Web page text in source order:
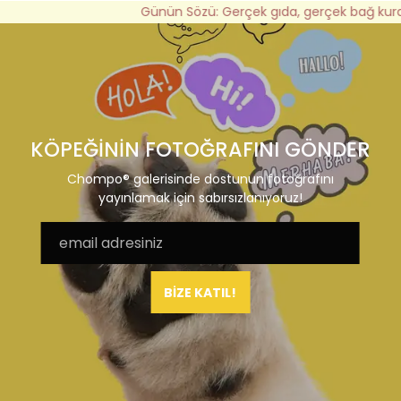
Günün Sözü: Gerçek gıda, gerçek bağ
KÖPEĞİNİN FOTOĞRAFINI GÖNDER
Chompo® galerisinde dostunun fotoğrafını
yayınlamak için sabırsızlanıyoruz!
BİZE KATIL!